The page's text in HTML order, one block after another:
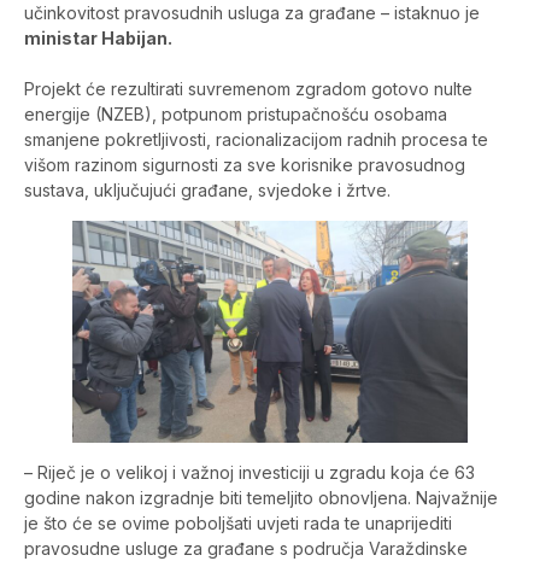
učinkovitost pravosudnih usluga za građane – istaknuo je
ministar Habijan.
Projekt će rezultirati suvremenom zgradom gotovo nulte
energije (NZEB), potpunom pristupačnošću osobama
smanjene pokretljivosti, racionalizacijom radnih procesa te
višom razinom sigurnosti za sve korisnike pravosudnog
sustava, uključujući građane, svjedoke i žrtve.
– Riječ je o velikoj i važnoj investiciji u zgradu koja će 63
godine nakon izgradnje biti temeljito obnovljena. Najvažnije
je što će se ovime poboljšati uvjeti rada te unaprijediti
pravosudne usluge za građane s područja Varaždinske